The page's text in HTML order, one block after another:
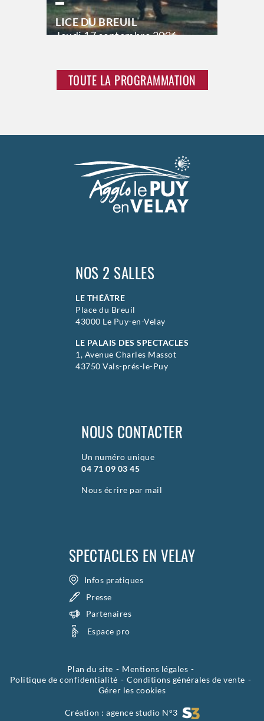
LICE DU BREUIL
Jeudi17 septembre 2026
23h00
Samedi19 septembre 2026
TOUTE LA PROGRAMMATION
NOS 2 SALLES
LE THÉÂTRE
Place du Breuil
43000 Le Puy-en-Velay
LE PALAIS DES SPECTACLES
1, Avenue Charles Massot
43750 Vals-prés-le-Puy
NOUS CONTACTER
Un numéro unique
04 71 09 03 45
Nous écrire par mail
SPECTACLES EN VELAY
Infos pratiques
Presse
Partenaires
Espace pro
Plan du site
Mentions légales
Politique de confidentialité
Conditions générales de vente
Gérer les cookies
Création : agence studio N°3